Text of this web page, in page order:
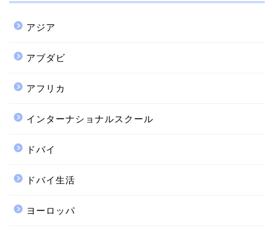
アジア
アブダビ
アフリカ
インターナショナルスクール
ドバイ
ドバイ生活
ヨーロッパ